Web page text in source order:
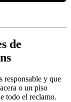
de
responsable y que
o un piso
todo el reclamo.